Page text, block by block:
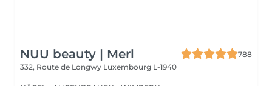
NUU beauty | Merl
788
332, Route de Longwy Luxembourg L-1940